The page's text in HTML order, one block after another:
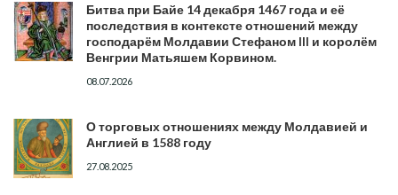
Битва при Байе 14 декабря 1467 года и её
последствия в контексте отношений между
господарём Молдавии Стефаном III и королём
Венгрии Матьяшем Корвином.
08.07.2026
О торговых отношениях между Молдавией и
Англией в 1588 году
27.08.2025